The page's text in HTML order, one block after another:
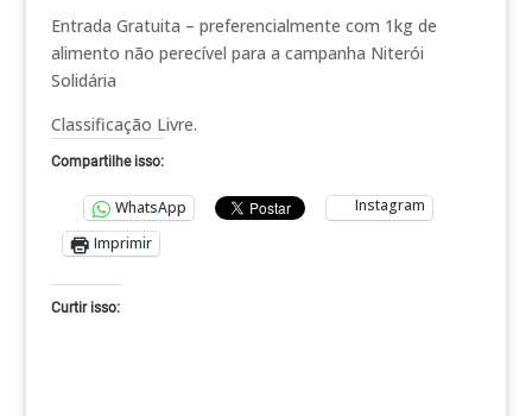
Entrada Gratuita – preferencialmente com 1kg de
alimento não perecível para a campanha Niterói
Solidária
Classificação Livre.
Compartilhe isso:
WhatsApp
Instagram
Imprimir
Curtir isso: